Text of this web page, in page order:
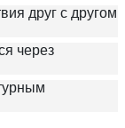
друг с другом
через